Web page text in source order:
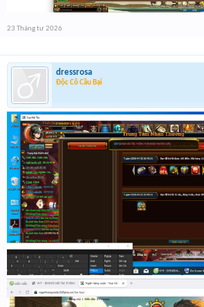
23 Tháng tư 2026
dressrosa
Độc Cô Cầu Bại